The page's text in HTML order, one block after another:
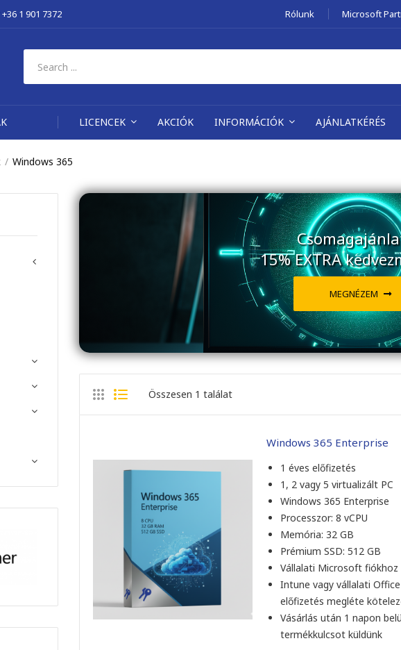
1 901 7372 Rólunk Microsoft
LICENCEK AKCIÓK INFORMÁCIÓK AJÁNLATKÉRÉS
Windows 365
15% EXTRA
MEGNÉZEM
Összesen 1 találat
Windows 365 Enterprise
1 éves előfizetés
1, 2 vagy 5 virtualizált PC
Windows 365 Enterprise
Processzor: 8 vCPU
Memória: 32 GB
Prémium SSD: 512 GB
Vállalati Microsoft fiókhoz
Intune vagy vállalati
előfizetés megléte
Vásárlás után 1 napon
termékkulcsot küldünk